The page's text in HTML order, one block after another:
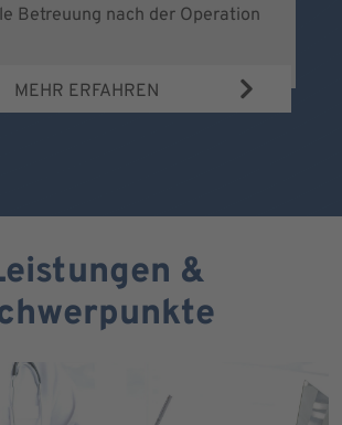
Betreuung nach der Operation
MEHR ERFAHREN
&